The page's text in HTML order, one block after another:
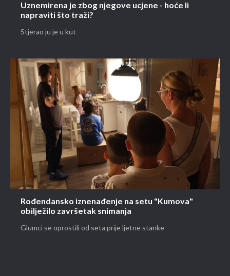
Uznemirena je zbog njegove ucjene - hoće li
napraviti što traži?
Stjerao ju je u kut
Rođendansko iznenađenje na setu "Kumova"
obilježilo završetak snimanja
Glumci se oprostili od seta prije ljetne stanke